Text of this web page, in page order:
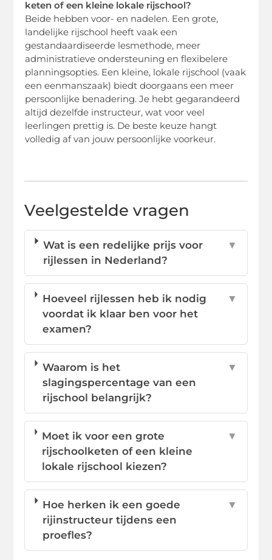
keten of een kleine lokale rijschool?
Beide hebben voor- en nadelen. Een grote,
landelijke rijschool heeft vaak een
gestandaardiseerde lesmethode, meer
administratieve ondersteuning en flexibelere
planningsopties. Een kleine, lokale rijschool (vaak
een eenmanszaak) biedt doorgaans een meer
persoonlijke benadering. Je hebt gegarandeerd
altijd dezelfde instructeur, wat voor veel
leerlingen prettig is. De beste keuze hangt
volledig af van jouw persoonlijke voorkeur.
Veelgestelde vragen
Wat is een redelijke prijs voor
rijlessen in Nederland?
▼
Hoeveel rijlessen heb ik nodig
voordat ik klaar ben voor het
examen?
▼
Waarom is het
slagingspercentage van een
rijschool belangrijk?
▼
Moet ik voor een grote
rijschoolketen of een kleine
lokale rijschool kiezen?
▼
Hoe herken ik een goede
rijinstructeur tijdens een
proefles?
▼